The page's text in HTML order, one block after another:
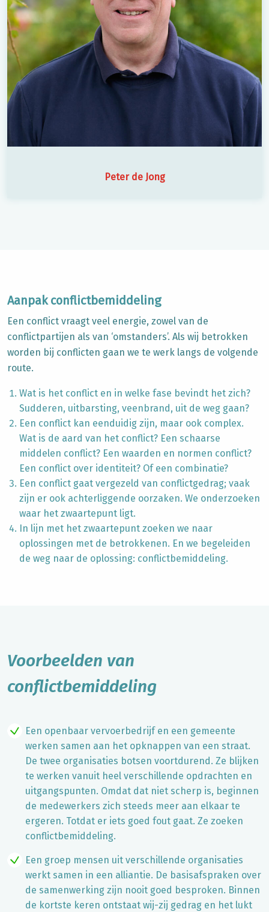
Peter de Jong
Aanpak conflictbemiddeling
Een conflict vraagt veel energie, zowel van de
conflictpartijen als van ‘omstanders’. Als wij betrokken
worden bij conflicten gaan we te werk langs de volgende
route.
Wat is het conflict en in welke fase bevindt het zich?
Sudderen, uitbarsting, veenbrand, uit de weg gaan?
Een conflict kan eenduidig zijn, maar ook complex.
Wat is de aard van het conflict? Een schaarse
middelen conflict? Een waarden en normen conflict?
Een conflict over identiteit? Of een combinatie?
Een conflict gaat vergezeld van conflictgedrag; vaak
zijn er ook achterliggende oorzaken. We onderzoeken
waar het zwaartepunt ligt.
In lijn met het zwaartepunt zoeken we naar
oplossingen met de betrokkenen. En we begeleiden
de weg naar de oplossing: conflictbemiddeling.
Voorbeelden van
conflictbemiddeling
Een openbaar vervoerbedrijf en een gemeente
werken samen aan het opknappen van een straat.
De twee organisaties botsen voortdurend. Ze blijken
te werken vanuit heel verschillende opdrachten en
uitgangspunten. Omdat dat niet scherp is, beginnen
de medewerkers zich steeds meer aan elkaar te
ergeren. Totdat er iets goed fout gaat. Ze zoeken
conflictbemiddeling.
Een groep mensen uit verschillende organisaties
werkt samen in een alliantie. De basisafspraken over
de samenwerking zijn nooit goed besproken. Binnen
de kortste keren ontstaat wij-zij gedrag en het lukt